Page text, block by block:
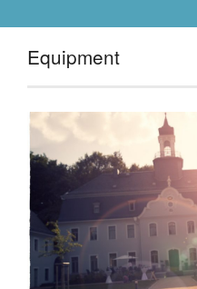
Equipment